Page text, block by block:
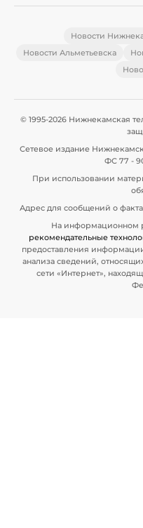
Новости
Новости Альметьевска
© 1995-2026 Нижнекамская
Сетевое издание
ФС 77 -
При использовании
Адрес для сообщений о
На информационном
рекомендательные
предоставления
анализа сведений,
сети «Интернет»,